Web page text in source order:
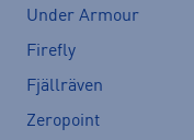
Under Armour
Firefly
Fjällräven
Zeropoint